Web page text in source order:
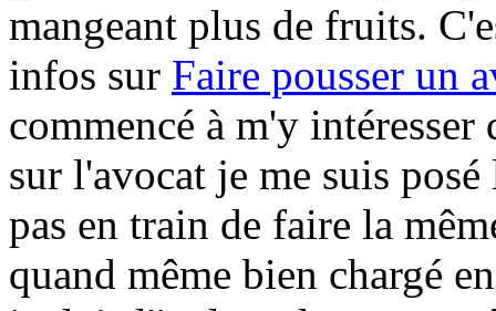
mangeant plus de fruits.
infos sur Faire pousser un
commencé à m'y
sur l'avocat je me suis
pas en train de faire la
quand même bien chargé